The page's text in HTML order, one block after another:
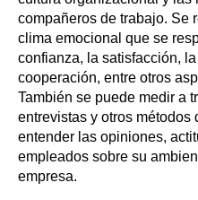
compañeros de trabajo. Se
clima emocional que se
confianza, la satisfacción,
cooperación, entre otros
También se puede medir a
entrevistas y otros métodos
entender las opiniones,
empleados sobre su
empresa.